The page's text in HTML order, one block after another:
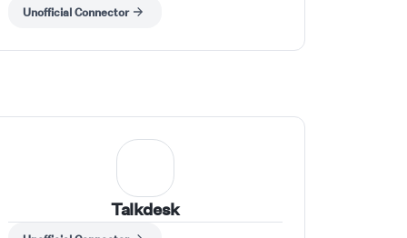
Unofficial Connector
Talkdesk